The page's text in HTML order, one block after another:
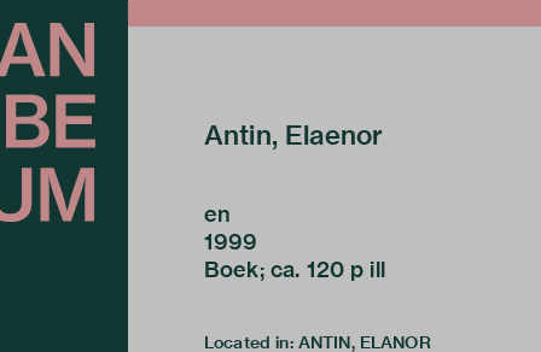
Antin, Elaenor
en
1999
Boek; ca. 120 p ill
Located in: ANTIN, ELANOR